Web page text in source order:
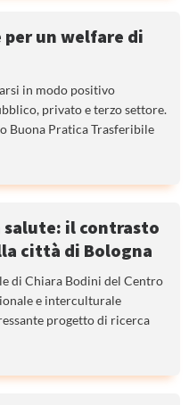
per un welfare di
in modo positivo
privato e terzo settore.
Buona Pratica Trasferibile
il contrasto
città di Bologna
di Chiara Bodini del Centro
e interculturale
progetto di ricerca